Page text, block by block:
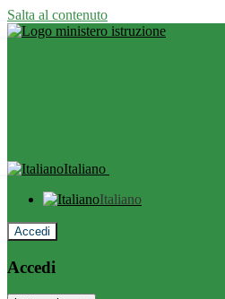
Salta al contenuto
Italiano
Italiano
Accedi
Accedi